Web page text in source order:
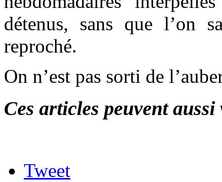
détenus, sans que l’on
reproché.
On n’est pas sorti de
Ces articles peuvent
Tweet